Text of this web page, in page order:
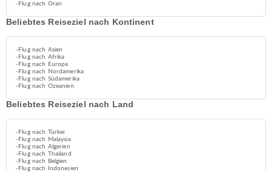
-Flug nach Oran
Beliebtes Reiseziel nach Kontinent
-Flug nach Asien
-Flug nach Afrika
-Flug nach Europa
-Flug nach Nordamerika
-Flug nach Südamerika
-Flug nach Ozeanien
Beliebtes Reiseziel nach Land
-Flug nach Türkei
-Flug nach Malaysia
-Flug nach Algerien
-Flug nach Thailand
-Flug nach Belgien
-Flug nach Indonesien